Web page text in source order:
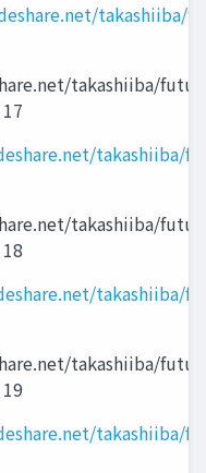
takashiiba/
takashiiba/
takashiiba/
takashiiba/
takashiiba/
takashiiba/
takashiiba/